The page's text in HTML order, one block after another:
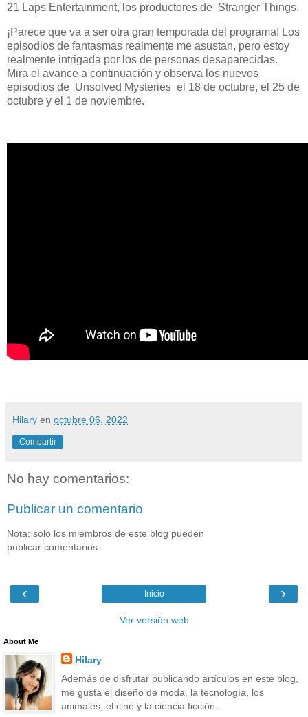
21 Laps Entertainment, los productores de Stranger Things.
¡Parece que va a ser otra gran temporada del programa! Los
episodios de fantasmas realmente me asustan, pero estoy
realmente intrigada por los de personas desaparecidas.
Mira el avance a continuación y observa los nuevos
episodios de Unsolved Mysteries el 18 de octubre, el 25 de
octubre y el 1 de noviembre.
Hilary en octubre 06, 2022
Compartir
No hay comentarios:
Publicar un comentario
Nota: solo los miembros de este blog pueden
publicar comentarios.
‹ ›
Inicio
Ver versión web
About Me
Hilary
Además de disfrutar publicando artículos en este blog,
me gusta el diseño de moda, la tecnología, los
animales, el cine y la ciencia ficción.